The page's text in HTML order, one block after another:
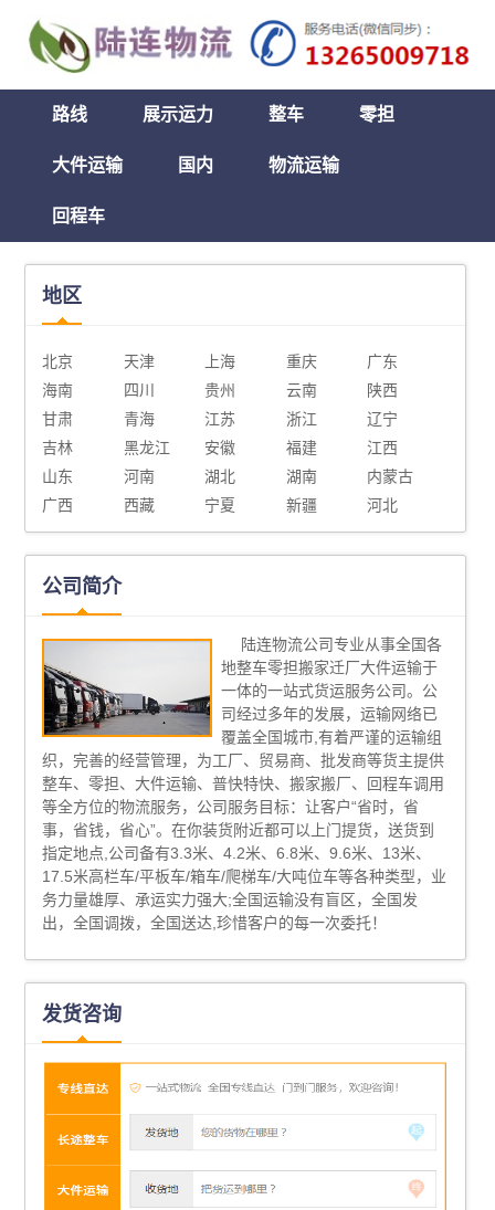
路线 展示运力 整车 零担
大件运输 国内 物流运输
回程车
地区
北京 天津 上海 重庆
广东
海南
四川 贵州 云南
陕西
甘肃
青海 江苏 浙江
辽宁
吉林
黑龙江 安徽 福建
江西
山东
河南 湖北 湖南
内蒙古
广西
西藏 宁夏 新疆 河北
公司简介
陆连物流公司专业从事全国各
地整车零担搬家迁厂大件运输于
一体的一站式货运服务公司。公
司经过多年的发展，运输网络已
覆盖全国城市,有着严谨的运输组
织，完善的经营管理，为工厂、贸易商、批发商等货主提供
整车、零担、大件运输、普快特快、搬家搬厂、回程车调用
等全方位的物流服务，公司服务目标：让客户“省时，省
事，省钱，省心”。在你装货附近都可以上门提货，送货到
指定地点,公司备有3.3米、4.2米、6.8米、9.6米、13米、
17.5米高栏车/平板车/箱车/爬梯车/大吨位车等各种类型，业
务力量雄厚、承运实力强大;全国运输没有盲区，全国发
出，全国调拨，全国送达,珍惜客户的每一次委托！
发货咨询